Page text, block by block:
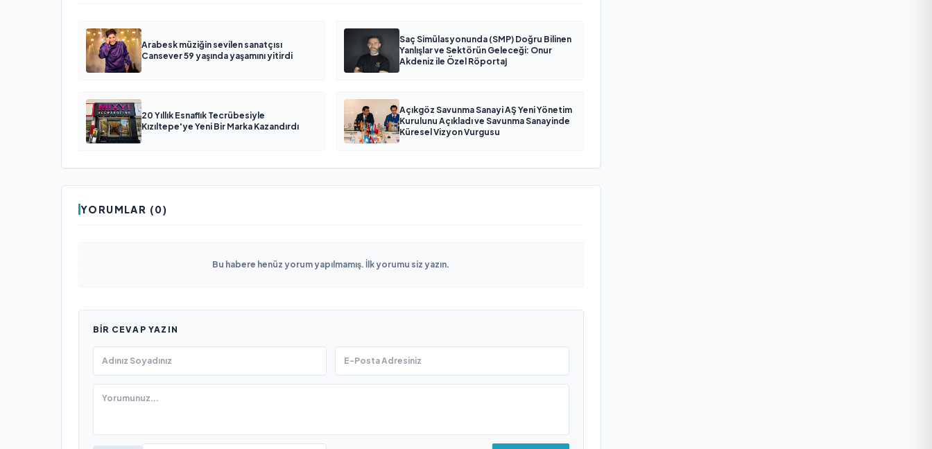
Arabesk müziğin sevilen sanatçısı
Cansever 59 yaşında yaşamını yitirdi
Saç Simülasyonunda (SMP) Doğru Bilinen
Yanlışlar ve Sektörün Geleceği: Onur
Akdeniz ile Özel Röportaj
20 Yıllık Esnaflık Tecrübesiyle
Kızıltepe'ye Yeni Bir Marka Kazandırdı
Açıkgöz Savunma Sanayi AŞ Yeni Yönetim
Kurulunu Açıkladı ve Savunma Sanayinde
Küresel Vizyon Vurgusu
YORUMLAR (0)
Bu habere henüz yorum yapılmamış. İlk yorumu siz yazın.
BIR CEVAP YAZIN